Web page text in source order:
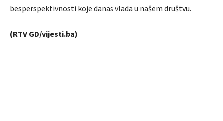
besperspektivnosti koje danas vlada u našem društvu.
(RTV GD/vijesti.ba)